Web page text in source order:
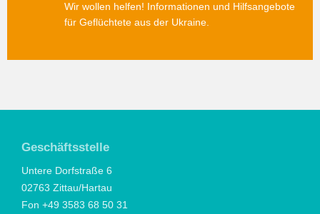
Wir wollen helfen! Informationen und Hilfsangebote
für Geflüchtete aus der Ukraine.
Geschäftsstelle
Untere Dorfstraße 6
02763 Zittau/Hartau
Fon +49 3583 68 50 31